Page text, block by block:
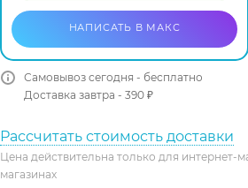
НАПИСАТЬ В МАКС
Самовывоз сегодня - бесплатно
Доставка завтра - 390 ₽
Рассчитать стоимость доставки
Цена действительна только для интернет-
магазинах